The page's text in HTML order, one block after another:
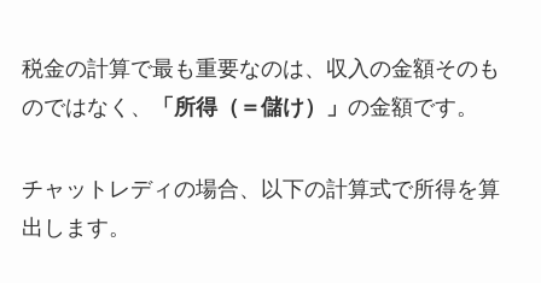
税金の計算で最も重要なのは、収入の金額そのも
のではなく、
「所得（＝儲け）」 の金額です。
チャットレディの場合、以下の計算式で所得を算
出します。